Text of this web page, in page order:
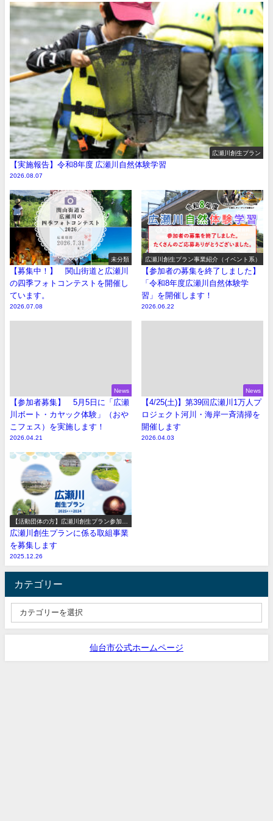
広瀬川創生プラン
【実施報告】令和8年度 広瀬川自然体験学習
2026.08.07
未分類
【募集中！】 関山街道と広瀬川
の四季フォトコンテストを開催し
ています。
2026.07.08
広瀬川創生プラン事業紹介（イベント系）
【参加者の募集を終了しました】
「令和8年度広瀬川自然体験学
習」を開催します！
2026.06.22
News
【参加者募集】 5月5日に「広瀬
川ボート・カヤック体験」（おや
こフェス）を実施します！
2026.04.21
News
【4/25(土)】第39回広瀬川1万人プ
ロジェクト河川・海岸一斉清掃を
開催します
2026.04.03
【活動団体の方】広瀬川創生プラン参加事
業の募集
広瀬川創生プランに係る取組事業
を募集します
2025.12.26
カテゴリー
仙台市公式ホームページ